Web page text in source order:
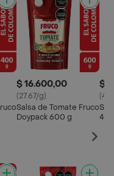
$ 16.600,00
(27.67/g)
Salsa de Tomate Fruco
Doypack 600 g
$